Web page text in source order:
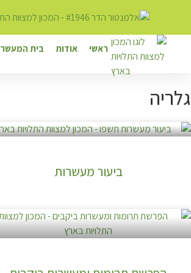
ראשי אודות בית המעשר
גלריה
ביעור מעשרות